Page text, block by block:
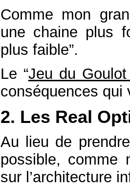
Comme mon
une chaine plus
plus faible”.
Le “Jeu du Goulot
conséquences qui
2. Les Real
Au lieu de
possible, comme
sur l’architecture